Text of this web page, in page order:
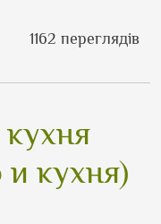
1162 переглядів
кухня
кухня)
і кухня